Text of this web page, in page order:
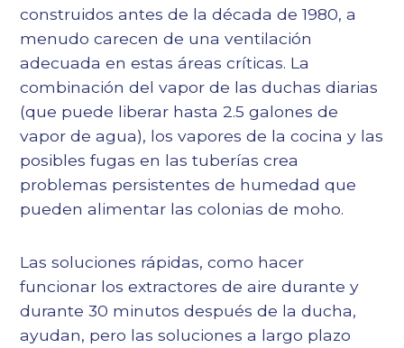
construidos antes de la década de 1980, a
menudo carecen de una ventilación
adecuada en estas áreas críticas. La
combinación del vapor de las duchas diarias
(que puede liberar hasta 2.5 galones de
vapor de agua), los vapores de la cocina y las
posibles fugas en las tuberías crea
problemas persistentes de humedad que
pueden alimentar las colonias de moho.
Las soluciones rápidas, como hacer
funcionar los extractores de aire durante y
durante 30 minutos después de la ducha,
ayudan, pero las soluciones a largo plazo